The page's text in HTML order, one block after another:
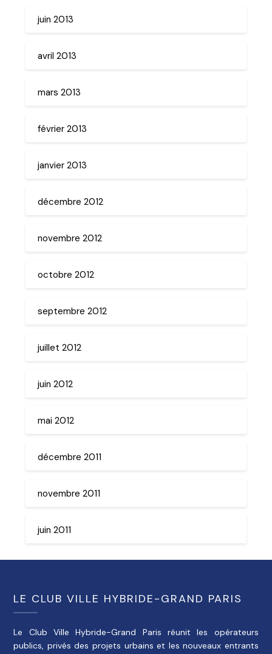
juin 2013
avril 2013
mars 2013
février 2013
janvier 2013
décembre 2012
novembre 2012
octobre 2012
septembre 2012
juillet 2012
juin 2012
mai 2012
décembre 2011
novembre 2011
juin 2011
LE CLUB VILLE HYBRIDE-GRAND PARIS
Le Club Ville Hybride-Grand Paris réunit les opérateurs
publics, privés des projets urbains et les nouveaux entrants